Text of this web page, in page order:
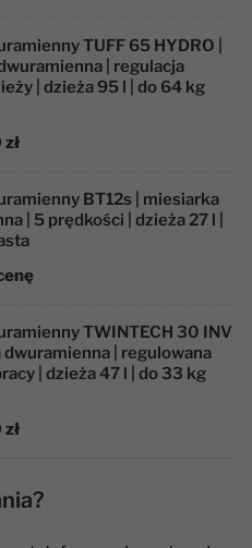
TUFF 65 HYDRO |
| regulacja
| dzieża 95 l | do 64 kg
BT12s | miesiarka
| 5 prędkości | dzieża 27 l |
TWINTECH 30 INV
dwuramienna | regulowana
| dzieża 47 l | do 33 kg